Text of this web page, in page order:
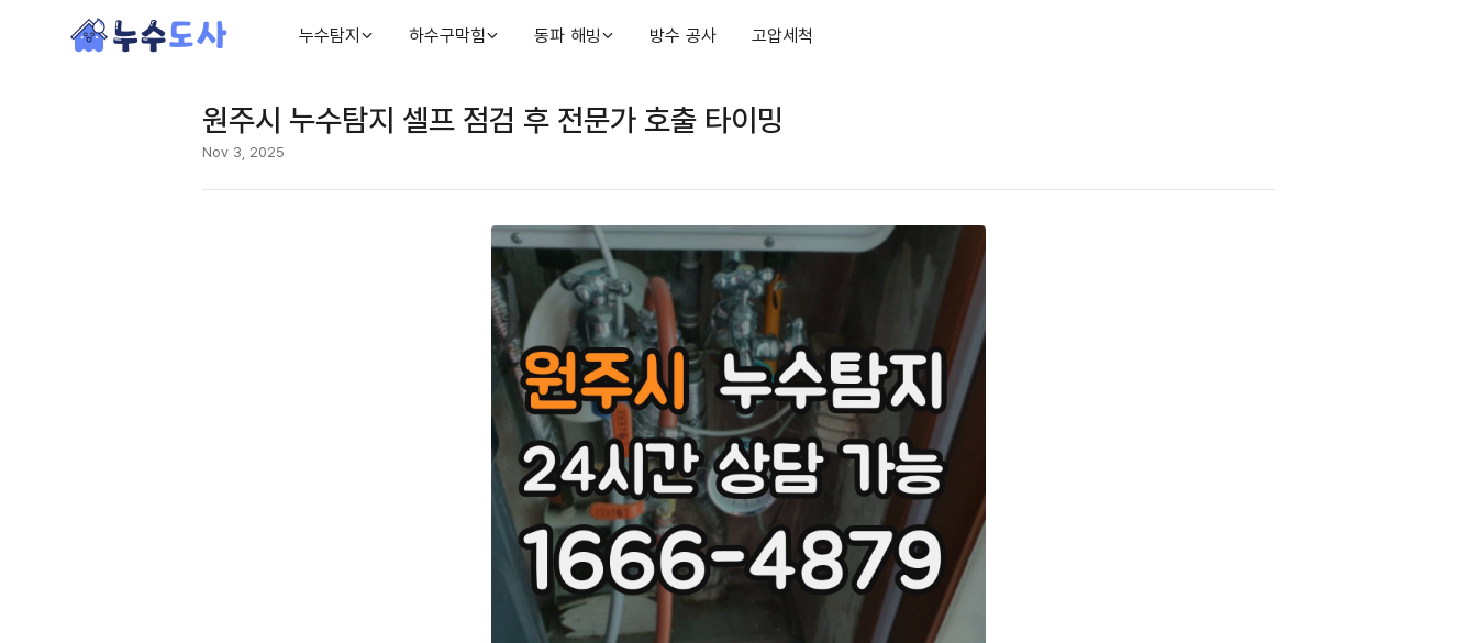
누수탐지 하수구막힘 동파 해빙 방수 공사 고압세척
원주시 누수탐지 셀프 점검 후 전문가 호출 타이밍
Nov 3, 2025